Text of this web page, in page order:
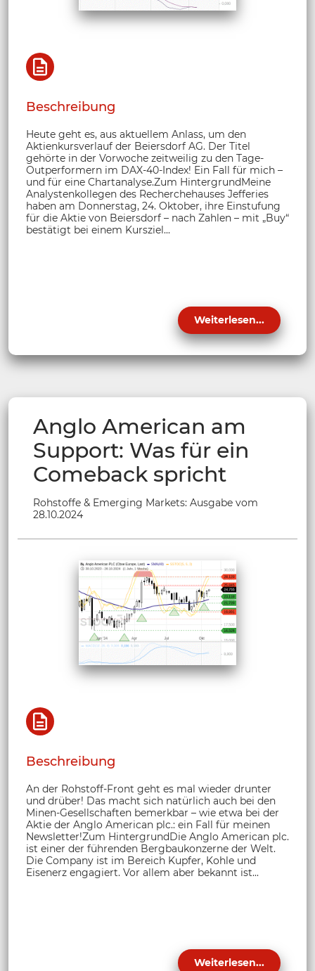
Beschreibung
Heute geht es, aus aktuellem Anlass, um den
Aktienkursverlauf der Beiersdorf AG. Der Titel
gehörte in der Vorwoche zeitweilig zu den Tage-
Outperformern im DAX-40-Index! Ein Fall für mich –
und für eine Chartanalyse.Zum HintergrundMeine
Analystenkollegen des Recherchehauses Jefferies
haben am Donnerstag, 24. Oktober, ihre Einstufung
für die Aktie von Beiersdorf – nach Zahlen – mit „Buy“
bestätigt bei einem Kursziel...
Weiterlesen...
Anglo American am
Support: Was für ein
Comeback spricht
Rohstoffe & Emerging Markets: Ausgabe vom
28.10.2024
Beschreibung
An der Rohstoff-Front geht es mal wieder drunter
und drüber! Das macht sich natürlich auch bei den
Minen-Gesellschaften bemerkbar – wie etwa bei der
Aktie der Anglo American plc.: ein Fall für meinen
Newsletter!Zum HintergrundDie Anglo American plc.
ist einer der führenden Bergbaukonzerne der Welt.
Die Company ist im Bereich Kupfer, Kohle und
Eisenerz engagiert. Vor allem aber bekannt ist...
Weiterlesen...